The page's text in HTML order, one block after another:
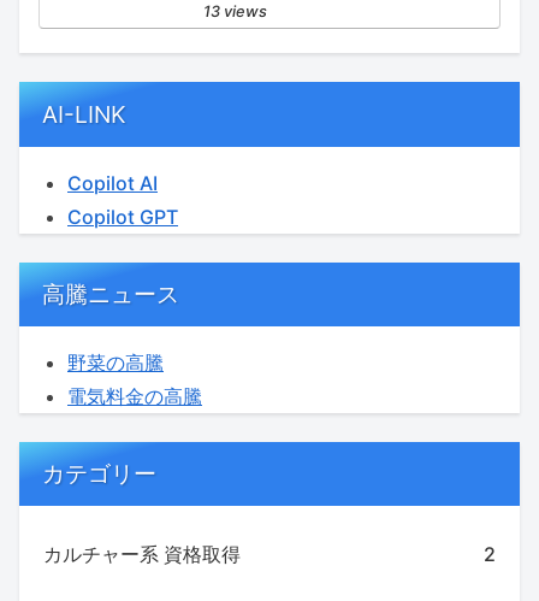
13 views
AI-LINK
Copilot AI
Copilot GPT
高騰ニュース
野菜の高騰
電気料金の高騰
カテゴリー
カルチャー系 資格取得 2